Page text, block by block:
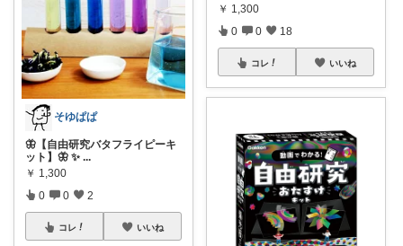
そゆぱぱ
🦋【自由研究バタフライピーキ
ット】🦋 ✨ ...
￥ 1,300
0 0 2
コレ いいね
￥ 1,300
0 0 18
コレ いいね